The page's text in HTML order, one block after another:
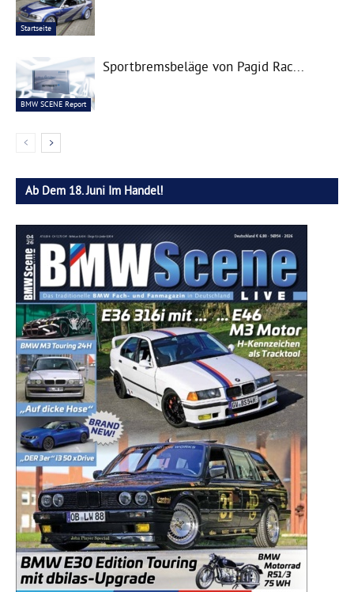
Startseite
BMW SCENE Report
Sportbremsbeläge von Pagid Rac...
Ab Dem 18. Juni Im Handel!